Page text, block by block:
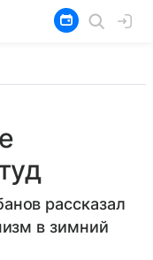
рассказал
в зимний